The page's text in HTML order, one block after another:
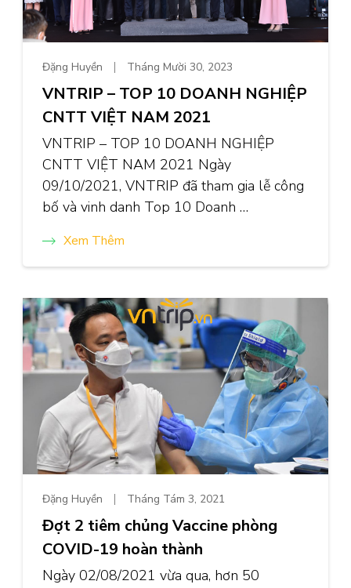
Đặng Huyền Tháng Mười 30, 2023
VNTRIP – TOP 10 DOANH NGHIỆP
CNTT VIỆT NAM 2021
VNTRIP – TOP 10 DOANH NGHIỆP
CNTT VIỆT NAM 2021 Ngày
09/10/2021, VNTRIP đã tham gia lễ công
bố và vinh danh Top 10 Doanh …
Xem Thêm
Đặng Huyền Tháng Tám 3, 2021
Đợt 2 tiêm chủng Vaccine phòng
COVID-19 hoàn thành
Ngày 02/08/2021 vừa qua, hơn 50